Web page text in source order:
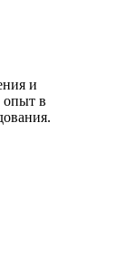
и
опыт в